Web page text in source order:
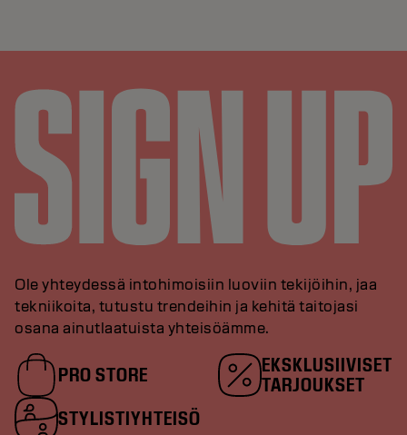
Ole yhteydessä intohimoisiin luoviin tekijöihin, jaa
tekniikoita, tutustu trendeihin ja kehitä taitojasi
osana ainutlaatuista yhteisöämme.
PRO STORE
EKSKLUSIIVISET
TARJOUKSET
STYLISTIYHTEISÖ